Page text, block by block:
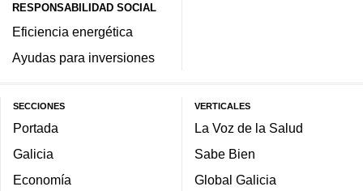
RESPONSABILIDAD SOCIAL
Eficiencia energética
Ayudas para inversiones
SECCIONES
Portada
Galicia
Economía
VERTICALES
La Voz de la Salud
Sabe Bien
Global Galicia